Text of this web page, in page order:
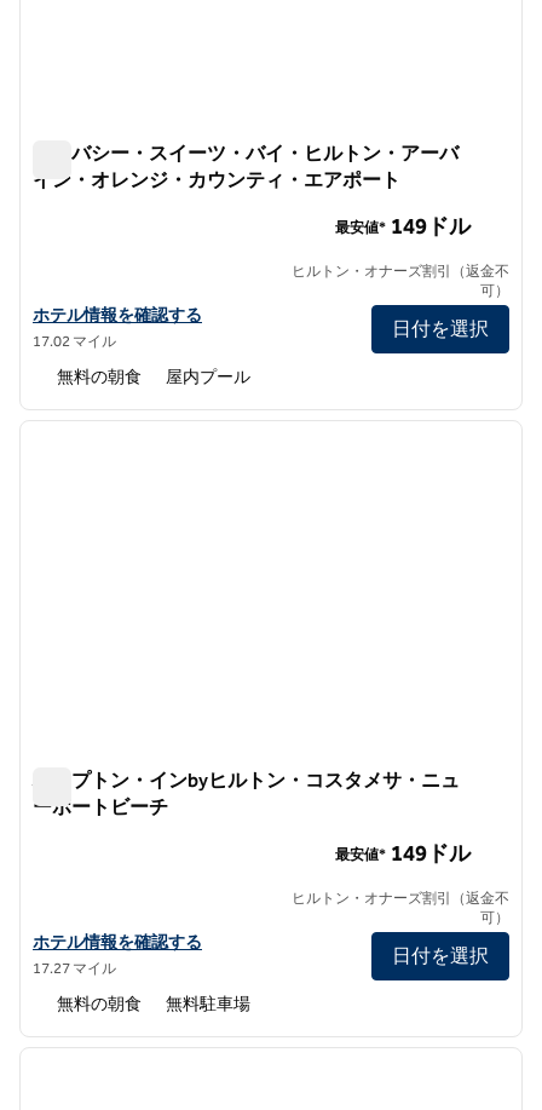
エンバシー・スイーツ・バイ・ヒルトン・アーバ
イン・オレンジ・カウンティ・エアポート
エンバシー・スイーツbyヒルトン・アーバイン・オレンジカウン
ホテル情報を確認する
17.02 マイル
最安値* 149ドル
ヒルトン・オナーズ割引（返金不
可）
日付を選択
無料の朝食 屋内プール
1/12
次の
ハンプトン・インbyヒルトン・コスタメサ・ニュ
ーポートビーチ
ハンプトン・インbyヒルトン・コスタメサ・ニューポートビーチ
ホテル情報を確認する
17.27 マイル
最安値* 149ドル
ヒルトン・オナーズ割引（返金不
可）
日付を選択
無料の朝食 無料駐車場
1/12
次の